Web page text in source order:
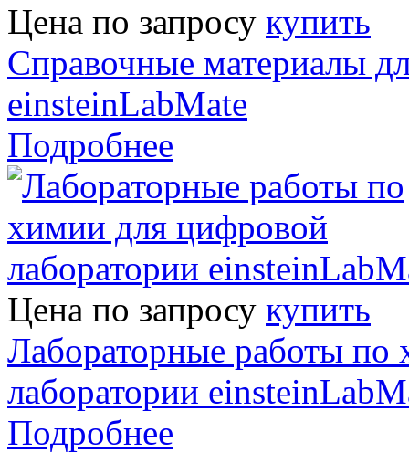
Цена по запросу купить
Справочные материалы
einsteinLabMate
Подробнее
Цена по запросу купить
Лабораторные работы
лаборатории
Подробнее